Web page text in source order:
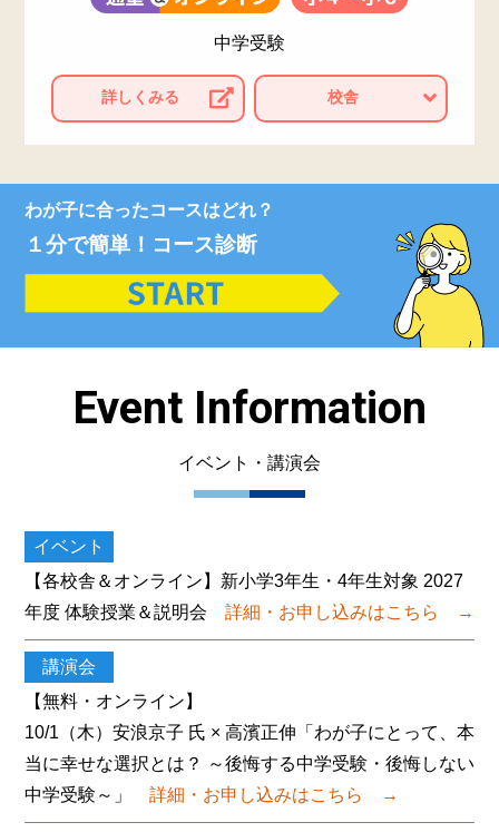
中学受験
詳しくみる 校舎
わが子に合ったコースはどれ？
１分で簡単！コース診断
Event Information
イベント・講演会
イベント
【各校舎＆オンライン】新小学3年生・4年生対象 2027
年度 体験授業＆説明会 詳細・お申し込みはこちら →
講演会
【無料・オンライン】
10/1（木）安浪京子 氏 × 高濱正伸「わが子にとって、本
当に幸せな選択とは？ ～後悔する中学受験・後悔しない
中学受験～」
詳細・お申し込みはこちら →